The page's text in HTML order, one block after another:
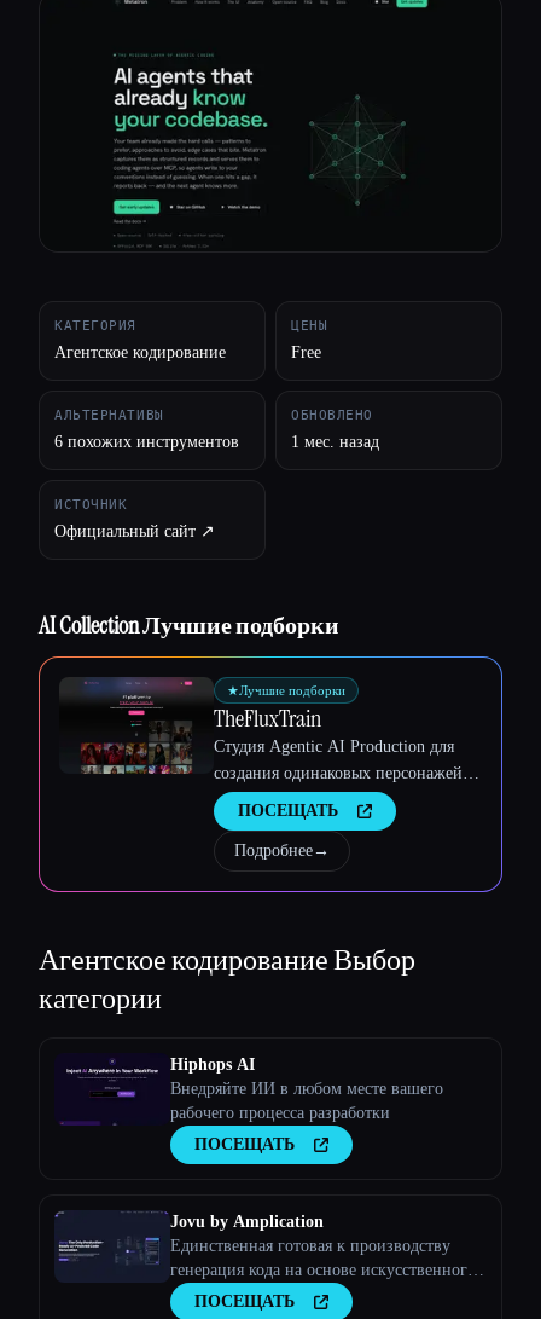
КАТЕГОРИЯ
Агентское кодирование
ЦЕНЫ
Free
АЛЬТЕРНАТИВЫ
6 похожих инструментов
ОБНОВЛЕНО
1 мес. назад
ИСТОЧНИК
Официальный сайт ↗︎
AI Collection Лучшие подборки
★Лучшие подборки
TheFluxTrain
Студия Agentic AI Production для
создания одинаковых персонажей,
рабочих процессов и видео
ПОСЕЩАТЬ
Подробнее→
Агентское кодированиеВыбор
категории
Hiphops AI
Внедряйте ИИ в любом месте вашего
рабочего процесса разработки
ПОСЕЩАТЬ
Jovu by Amplication
Единственная готовая к производству
генерация кода на основе искусственного
интеллекта
ПОСЕЩАТЬ